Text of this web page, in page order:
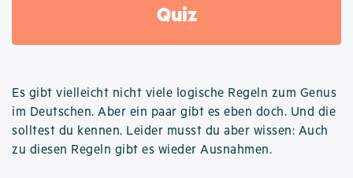
Quiz
Es gibt vielleicht nicht viele logische Regeln zum Genus
im Deutschen. Aber ein paar gibt es eben doch. Und die
solltest du kennen. Leider musst du aber wissen: Auch
zu diesen Regeln gibt es wieder Ausnahmen.